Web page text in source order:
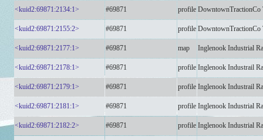
<kuid2:69871:2134:1> #69871 profile DowntownTractionCo
<kuid2:69871:2155:2> #69871 profile DowntownTractionCo
<kuid2:69871:2177:1> #69871 map Inglenook Industrial
<kuid2:69871:2178:1> #69871 profile Inglenook Industrail
<kuid2:69871:2179:1> #69871 profile Inglenook Industrail
<kuid2:69871:2181:1> #69871 profile Inglenook Industrial
<kuid2:69871:2182:2> #69871 profile Inglenook Industrial